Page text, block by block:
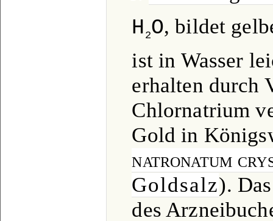
H 2O, bildet
ist in Wasser
erhalten durch
Chlornatrium
Gold in
natronatum
Goldsalz).
des